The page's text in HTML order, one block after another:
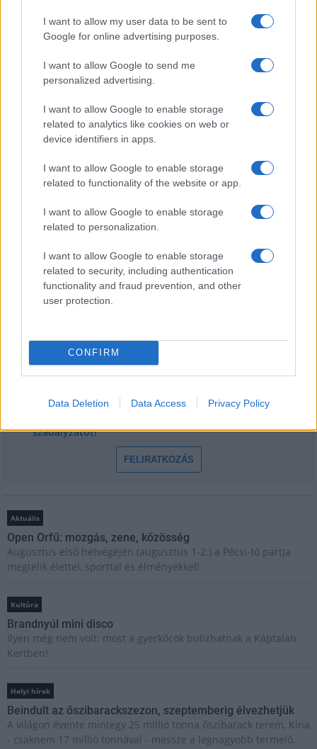
I want to allow my user data to be sent to
Google for online advertising purposes.
I want to allow Google to send me
personalized advertising.
I want to allow Google to enable storage
related to analytics like cookies on web or
device identifiers in apps.
I want to allow Google to enable storage
related to functionality of the website or app.
I want to allow Google to enable storage
related to personalization.
I want to allow Google to enable storage
related to security, including authentication
functionality and fraud prevention, and other
user protection.
CONFIRM
Data Deletion Data Access Privacy Policy
Miért éri meg Afrikában utat építeni?
Minden, amit a GED Afrika projektről
Kihívások labirintusában
Országos hírek
felhasználta az emberiség a Föld egész
évre elegendő erőforrásait
HÍRLEVÉL
E-mail cím
szabályzatot!
FELIRATKOZÁS
Aktuális
Open Orfű: mozgás, zene, közösség
Augusztus első hétvégéjén (augusztus 1-2.) a Pécsi-tó partja
megtelik élettel, sporttal és élményekkel!
Kultúra
Brandnyúl mini disco
Ilyen még nem volt: most a gyerkőcök bulizhatnak a Káptalan
Kertben!
Helyi hírek
Beindult az őszibarackszezon, szeptemberig élvezhetjük
A világon évente mintegy 25 millió tonna őszibarack terem, Kína
- csaknem 17 millió tonnával - messze a legnagyobb termelő.